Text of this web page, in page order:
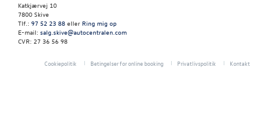
Katkjærvej 10
7800 Skive
Tlf.: 97 52 23 88 eller Ring mig op
E-mail: salg.skive@autocentralen.com
CVR: 27 36 56 98
Cookiepolitik Betingelser for online booking Privatlivspolitik Kontakt